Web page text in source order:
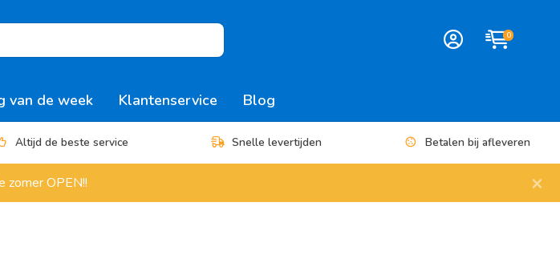
0
van de week Klantenservice Blog
Altijd de beste service Snelle levertijden Betalen bij afleveren
zomer OPEN!! ×